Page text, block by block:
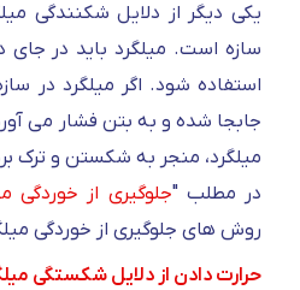
یکی دیگر از دلایل شکنندگی
سازه است. میلگرد باید در
استفاده شود. اگر میلگرد در
جابجا شده و به بتن فشار می
میلگرد، منجر به شکستن و ترک
در مطلب "جلوگیری از خوردگی
روش های جلوگیری از خوردگی
حرارت دادن از دلایل شکستگی